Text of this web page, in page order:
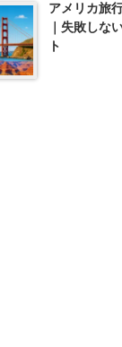
アメリカ旅
｜失敗しな
ト